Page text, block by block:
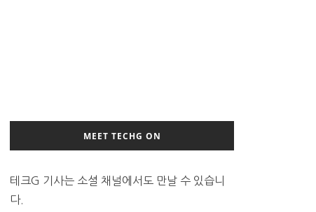
MEET TECHG ON
테크G 기사는 소셜 채널에서도 만날 수 있습니
다.